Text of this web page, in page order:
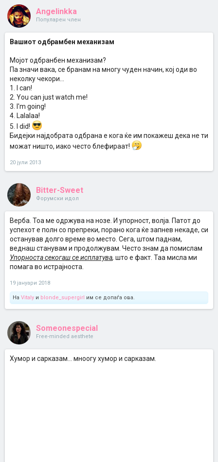
Angelinkka
Популарен член
Вашиот одбрамбен механизам
Мојот одбранбен механизам?
Па значи вака, се бранам на многу чуден начин, кој оди во
неколку чекори...
1. I can!
2. You can just watch me!
3. I'm going!
4. Lalalaa!
5. I did!
Бидејки најдобрата одбрана е кога ќе им покажеш дека не ти
можат ништо, иако често блефираат!
20 јули 2013
Bitter-Sweet
Форумски идол
Верба. Тоа ме одржува на нозе. И упорност, волја. Патот до
успехот е полн со препреки, порано кога ќе запнев некаде, си
останував долго време во место. Сега, штом паднам,
веднаш станувам и продолжувам. Често знам да помислам
Упорноста секогаш се исплатува, што е факт. Таа мисла ми
помага во истрајноста.
19 јануари 2018
На Vitaly и blonde_supergirl им се допаѓа ова.
Someonespecial
Free-minded aesthete
Хумор и сарказам... мноогу хумор и сарказам.